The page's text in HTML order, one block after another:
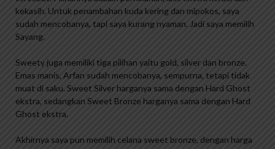
kekasih. Untuk penambahan kuda kering dan mipokos, saya
sudah mencobanya, tapi saya kurang nyaman. Jadi saya memilih
Sayang.
Sweety juga memiliki tiga pilihan yaitu gold, silver dan bronze.
Emas manis, Arfan sudah mencobanya, sempurna, tetapi tidak
muat di saku. Sweet Silver harganya sama dengan Hard Ghost
ekstra, sedangkan Sweet Bronze harganya sama dengan Hard
Ghost ekstra.
Akhirnya saya pun memilih celana sweet bronze, dengan harga